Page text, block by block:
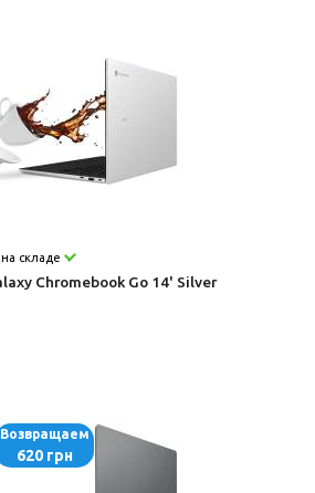
на складе
Chromebook Go 14' Silver
Возвращаем
620 грн